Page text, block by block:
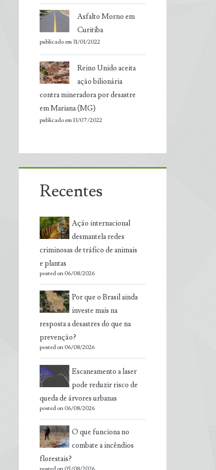
Asfalto Morno em
Curitiba
publicado em 31/01/2022
Reino Unido aceita
ação bilionária
contra mineradora por desastre
em Mariana (MG)
publicado em 13/07/2022
Recentes
Ação internacional
desmantela redes
criminosas de tráfico de animais
e plantas
posted on 06/08/2026
Por que o Brasil ainda
investe mais na
resposta a desastres do que na
prevenção?
posted on 06/08/2026
Escaneamento a laser
pode reduzir risco de
queda de árvores urbanas
posted on 06/08/2026
O que funciona no
combate a incêndios
florestais?